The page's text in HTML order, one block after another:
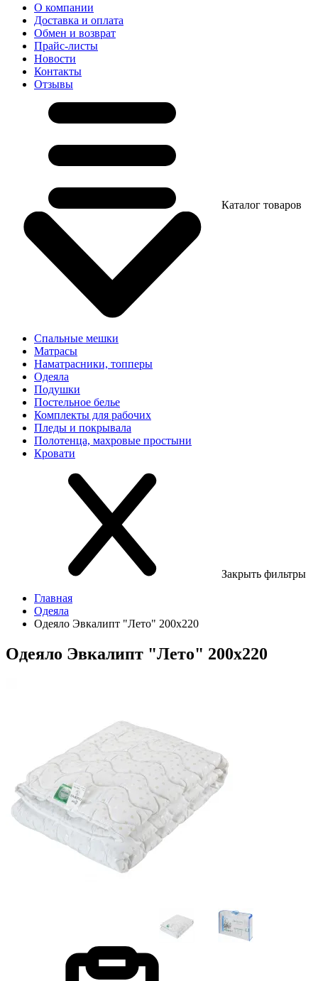
О компании
Доставка и оплата
Обмен и возврат
Прайс-листы
Новости
Контакты
Отзывы
Каталог товаров
Спальные мешки
Матрасы
Наматрасники, топперы
Одеяла
Подушки
Постельное белье
Комплекты для рабочих
Пледы и покрывала
Полотенца, махровые простыни
Кровати
Закрыть фильтры
Главная
Одеяла
Одеяло Эвкалипт "Лето" 200х220
Одеяло Эвкалипт "Лето" 200х220